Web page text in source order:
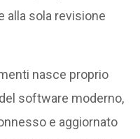
alla sola revisione
nasce proprio
software moderno,
e aggiornato